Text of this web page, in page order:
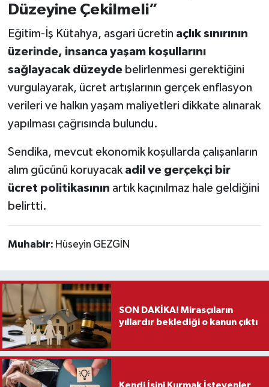
Düzeyine Çekilmeli”
Eğitim-İş Kütahya, asgari ücretin açlık sınırının
üzerinde, insanca yaşam koşullarını
sağlayacak düzeydebelirlenmesi gerektiğini
vurgulayarak, ücret artışlarının gerçek enflasyon
verileri ve halkın yaşam maliyetleri dikkate alınarak
yapılması çağrısında bulundu.
Sendika, mevcut ekonomik koşullarda çalışanların
alım gücünü koruyacak adil ve gerçekçi bir
ücret politikasının artık kaçınılmaz hale geldiğini
belirtti.
Muhabir: Hüseyin GEZGİN
SON DAKİKA! Mirasçıların
yıllardır beklediği o kanun çıktı